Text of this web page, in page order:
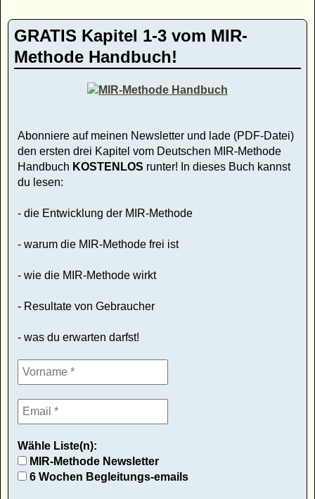
GRATIS Kapitel 1-3 vom MIR-
Methode Handbuch!
Abonniere auf meinen Newsletter und lade (PDF-Datei)
den ersten drei Kapitel vom Deutschen MIR-Methode
Handbuch KOSTENLOS runter! In dieses Buch kannst
du lesen:
- die Entwicklung der MIR-Methode
- warum die MIR-Methode frei ist
- wie die MIR-Methode wirkt
- Resultate von Gebraucher
- was du erwarten darfst!
Wähle Liste(n):
MIR-Methode Newsletter
6 Wochen Begleitungs-emails